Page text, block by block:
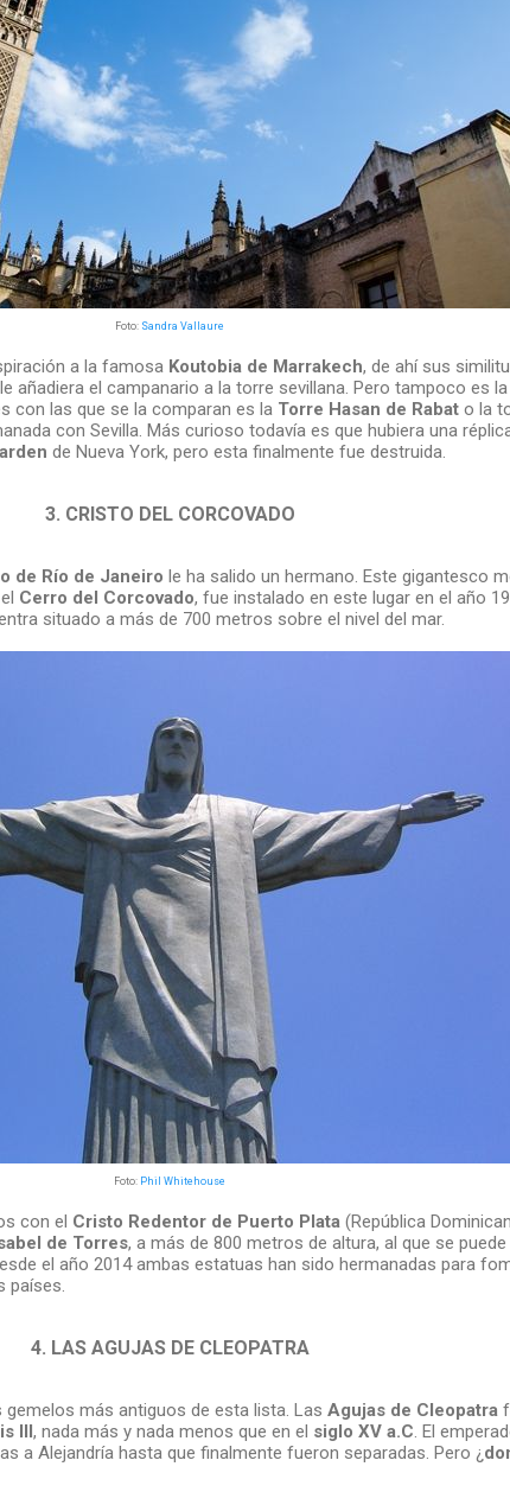
Foto: Sandra Vallaure
a la famosa Koutobia de Marrakech, de ahí sus
añadiera el campanario a la torre sevillana. Pero tampoco es
con las que se la comparan es la Torre Hasan de Rabato la
con Sevilla. Más curioso todavía es que hubiera una
de Nueva York, pero esta finalmente fue destruida.
3. CRISTO DEL CORCOVADO
de Río de Janeiro le ha salido un hermano. Este gigantesco
Cerro del Corcovado, fue instalado en este lugar en el año
situado a más de 700 metros sobre el nivel del mar.
Foto: Phil Whitehouse
con el Cristo Redentor de Puerto Plata (República
de Torres, a más de 800 metros de altura, al que se
el año 2014 ambas estatuas han sido hermanadas para
4. LAS AGUJAS DE CLEOPATRA
más antiguos de esta lista. Las Agujas de Cleopatra
III, nada más y nada menos que en el siglo XV a.C . El
a Alejandría hasta que finalmente fueron separadas. Pero ¿